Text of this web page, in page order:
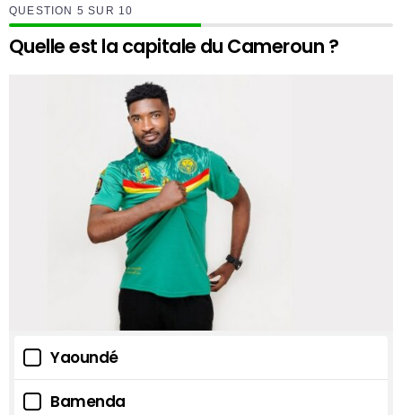
QUESTION SUR 10
Quelle est la capitale du Cameroun ?
Yaoundé
Bamenda